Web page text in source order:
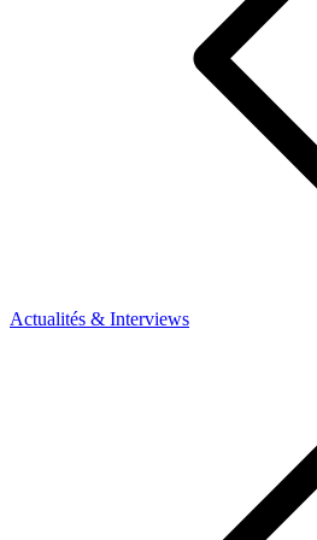
Actualités & Interviews